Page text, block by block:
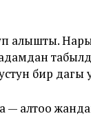
алышты.
бир дагы
— алтоо